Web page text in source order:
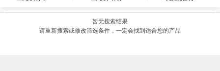
暂无搜索结果
请重新搜索或修改筛选条件，一定会找到适合您的产品